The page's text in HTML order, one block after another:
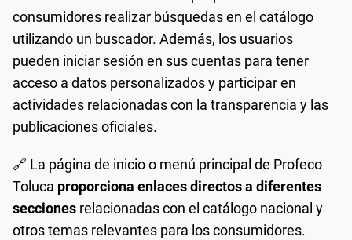
consumidores realizar búsquedas en el catálogo
utilizando un buscador. Además, los usuarios
pueden iniciar sesión en sus cuentas para tener
acceso a datos personalizados y participar en
actividades relacionadas con la transparencia y las
publicaciones oficiales.
🔗 La página de inicio o menú principal de Profeco
Toluca proporciona enlaces directos a diferentes
secciones relacionadas con el catálogo nacional y
otros temas relevantes para los consumidores.